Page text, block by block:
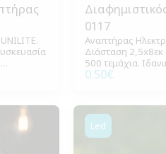
0117
Αναπτήρας
Διάσταση 2,5x8εκ
500 τεμάχια.
καθημερινή χρήση
0.50€
Led